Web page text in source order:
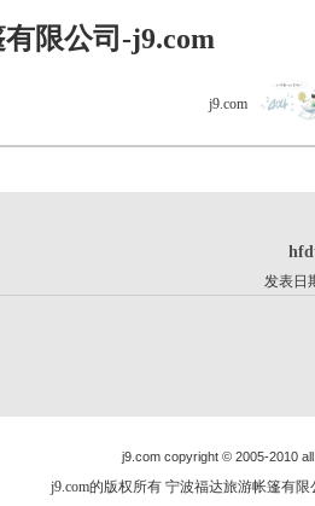
限公司-j9.com
j9.com
发表日
j9.com copyright © 2005-2010
j9.com的版权所有 宁波福达旅游帐篷有